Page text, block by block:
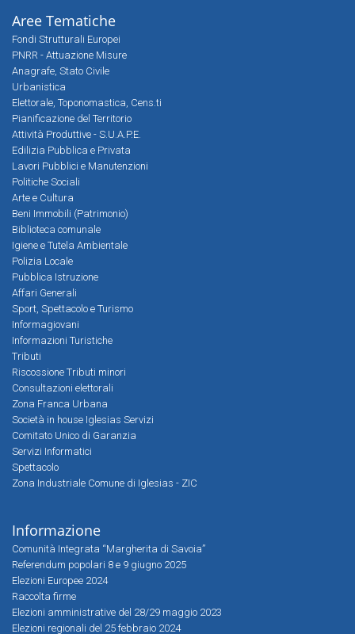
Aree Tematiche
Fondi Strutturali Europei
PNRR - Attuazione Misure
Anagrafe, Stato Civile
Urbanistica
Elettorale, Toponomastica, Cens.ti
Pianificazione del Territorio
Attività Produttive - S.U.A.P.E.
Edilizia Pubblica e Privata
Lavori Pubblici e Manutenzioni
Politiche Sociali
Arte e Cultura
Beni Immobili (Patrimonio)
Biblioteca comunale
Igiene e Tutela Ambientale
Polizia Locale
Pubblica Istruzione
Affari Generali
Sport, Spettacolo e Turismo
Informagiovani
Informazioni Turistiche
Tributi
Riscossione Tributi minori
Consultazioni elettorali
Zona Franca Urbana
Società in house Iglesias Servizi
Comitato Unico di Garanzia
Servizi Informatici
Spettacolo
Zona Industriale Comune di Iglesias - ZIC
Informazione
Comunità Integrata “Margherita di Savoia”
Referendum popolari 8 e 9 giugno 2025
Elezioni Europee 2024
Raccolta firme
Elezioni amministrative del 28/29 maggio 2023
Elezioni regionali del 25 febbraio 2024